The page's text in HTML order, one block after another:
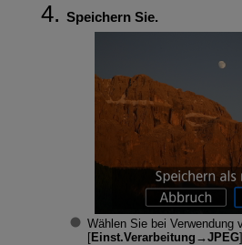
Speichern Sie.
Wählen Sie bei Verwendung
[Einst.Verarbeitung→JPEG